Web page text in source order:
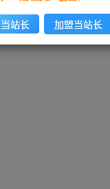
，高客单…..测试有
站长 加盟当站长